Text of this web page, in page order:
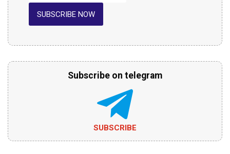
SUBSCRIBE NOW
Subscribe on telegram
SUBSCRIBE